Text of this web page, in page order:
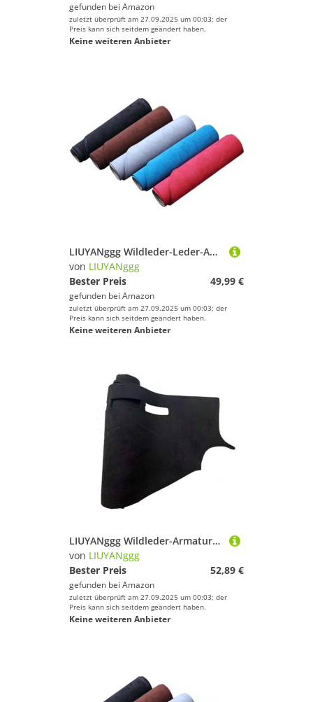
gefunden bei Amazon
zuletzt überprüft am 27.09.2025 um 00:03; der
Preis kann sich seitdem geändert haben.
Keine weiteren Anbieter
LIUYANggg Wildleder-Leder-Auto-Armaturenbrett-Matte, Armaturenbrett-Pad-Teppich, passend für BMW X5 F15 2014–2016, 2017, 2018, X5M-Zubehör
von LIUYANggg
Bester Preis
49,99 €
gefunden bei Amazon
zuletzt überprüft am 27.09.2025 um 00:03; der
Preis kann sich seitdem geändert haben.
Keine weiteren Anbieter
LIUYANggg Wildleder-Armaturenbrettmatte, Armaturenbrett-Pad, Teppich, passend für Ford Mustang GT500 S197 2005 2006 2007 – 2014
von LIUYANggg
Bester Preis
52,89 €
gefunden bei Amazon
zuletzt überprüft am 27.09.2025 um 00:03; der
Preis kann sich seitdem geändert haben.
Keine weiteren Anbieter